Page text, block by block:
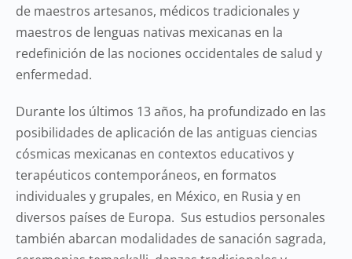
de maestros artesanos, médicos tradicionales y
maestros de lenguas nativas mexicanas en la
redefinición de las nociones occidentales de salud y
enfermedad.
Durante los últimos 13 años, ha profundizado en las
posibilidades de aplicación de las antiguas ciencias
cósmicas mexicanas en contextos educativos y
terapéuticos contemporáneos, en formatos
individuales y grupales, en México, en Rusia y en
diversos países de Europa. Sus estudios personales
también abarcan modalidades de sanación sagrada,